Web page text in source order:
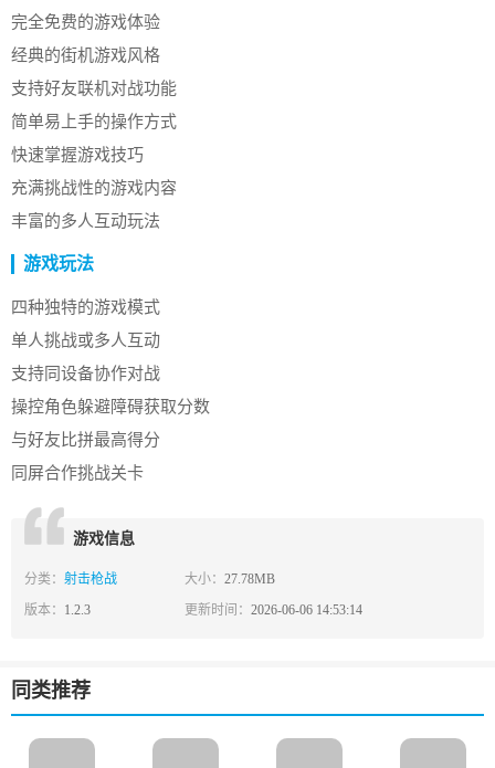
完全免费的游戏体验
经典的街机游戏风格
支持好友联机对战功能
简单易上手的操作方式
快速掌握游戏技巧
充满挑战性的游戏内容
丰富的多人互动玩法
游戏玩法
四种独特的游戏模式
单人挑战或多人互动
支持同设备协作对战
操控角色躲避障碍获取分数
与好友比拼最高得分
同屏合作挑战关卡
游戏信息
分类： 射击枪战 大小：27.78MB
版本： 1.2.3 更新时间：2026-06-06 14:53:14
同类推荐